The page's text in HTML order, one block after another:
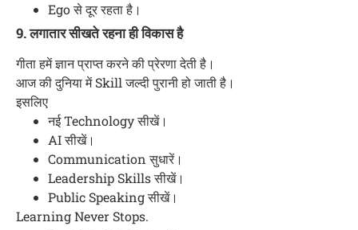
Ego से दूर रहता है।
9. लगातार सीखते रहना ही विकास है
गीता हमें ज्ञान प्राप्त करने की प्रेरणा देती है।
आज की दुनिया में Skill जल्दी पुरानी हो जाती है।
इसलिए
नई Technology सीखें।
AI सीखें।
Communication सुधारें।
Leadership Skills सीखें।
Public Speaking सीखें।
Learning Never Stops.